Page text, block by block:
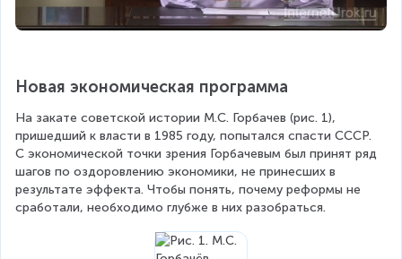
Новая экономическая программа
На закате советской истории М.С. Горбачев (рис. 1),
пришедший к власти в 1985 году, попытался спасти СССР.
С экономической точки зрения Горбачевым был принят ряд
шагов по оздоровлению экономики, не принесших в
результате эффекта. Чтобы понять, почему реформы не
сработали, необходимо глубже в них разобраться.